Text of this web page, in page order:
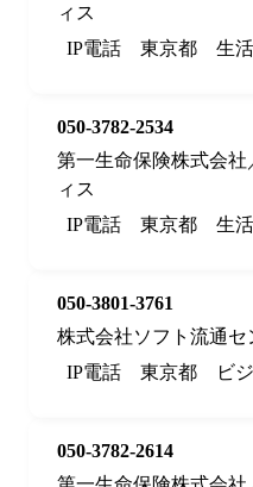
ィス
IP電話
東京都 生
050-3782-2534
第一生命保険株式会
ィス
IP電話
東京都 生
050-3801-3761
株式会社ソフト流通セ
IP電話
東京都 ビ
050-3782-2614